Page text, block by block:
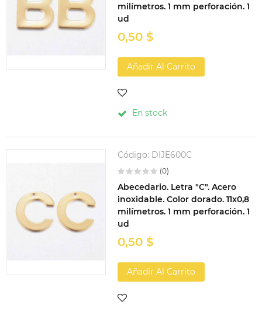
milímetros. 1 mm perforación. 1
ud
0,50 $
Añadir Al Carrito
En stock
Código: DIJE600C
(0)
Abecedario. Letra "C". Acero
inoxidable. Color dorado. 11x0,8
milímetros. 1 mm perforación. 1
ud
0,50 $
Añadir Al Carrito